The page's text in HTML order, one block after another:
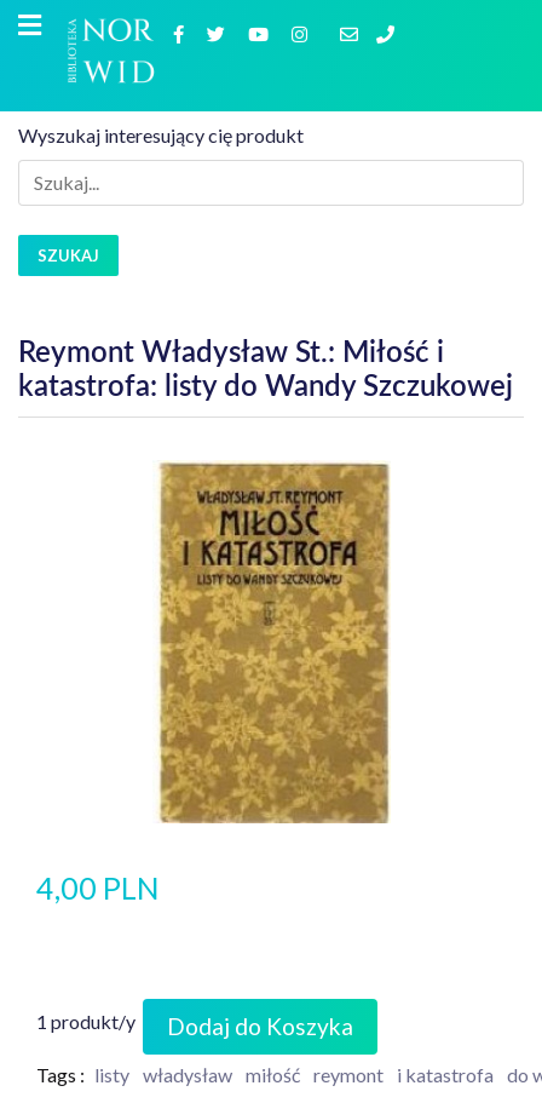
Wyszukaj interesujący cię produkt
SZUKAJ
Reymont Władysław St.: Miłość i
katastrofa: listy do Wandy Szczukowej
4,00 PLN
1 produkt/y Dodaj do Koszyka
Tags : listy władysław miłość reymont i katastrofa do